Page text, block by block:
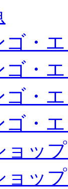
ゴ・
ゴ・
ゴ・
ゴ・
ョッ
ョッ